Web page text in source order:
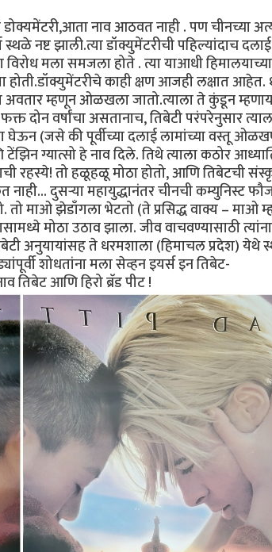
नाव आठवत नाही . पण चीनच्या
नष्ट झाली.त्या डॉक्युमेंटरीची पहिल्यांदाच
मला समजला होते . त्या याआधी
काही क्षण आजही लक्षात आहेत.
अवतार म्हणून ओळखला जातो.त्याला ते कुंडून
दोन वर्षांचा असतानाच, तिबेटी परंपरेनुसार
(जसे की पूर्वीच्या दलाई लामांच्या वस्तू
ग्यात्सो हे नाव दिले. तिथे त्याला कठोर
रहस्ये! तो हळूहळू मोठा होतो, आणि तिबेटची
दुसऱ्या महायुद्धानंतर चीनची कम्युनिस्ट
माओ झेडाँगला भेटतो (ते प्रसिद्ध वाक्य – माओ
मोठा उठाव झाला. जीव वाचवण्यासाठी त्यांना
अनुयायांसह ते धरमशाला (हिमाचल प्रदेश) येथे
शोधतांना मला सेव्हन इयर्स इन तिबेट-
आणि हिरो ब्रॅड पीट !